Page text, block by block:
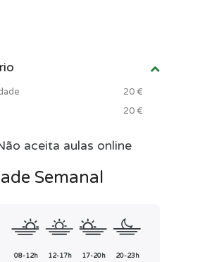
20 €
20 €
aceita aulas online
Semanal
08-12h 12-17h 17-20h 20-23h